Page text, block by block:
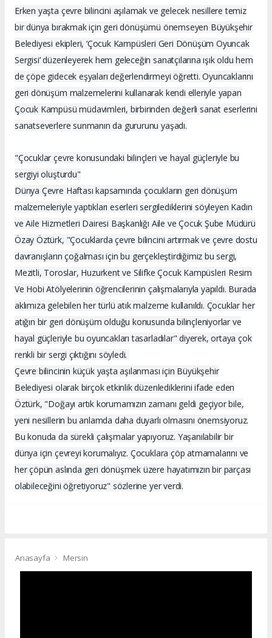
Erken yaşta çevre bilincini aşılamak ve gelecek nesillere temiz
bir dünya bırakmak için geri dönüşümü önemseyen Büyükşehir
Belediyesi ekipleri, ‘Çocuk Kampüsleri Geri Dönüşüm Oyuncak
Sergisi’ düzenleyerek hem geleceğin sanatçılarına ışık oldu hem
de çöpe gidecek eşyaları değerlendirmeyi öğretti. Oyuncaklarını
geri dönüşüm malzemelerini kullanarak kendi elleriyle yapan
Çocuk Kampüsü müdavimleri, birbirinden değerli sanat eserlerini
sanatseverlere sunmanın da gururunu yaşadı.
"Çocuklar çevre konusundaki bilinçleri ve hayal güçleriyle bu
sergiyi oluşturdu"
Dünya Çevre Haftası kapsamında çocukların geri dönüşüm
malzemeleriyle yaptıkları eserleri sergilediklerini söyleyen Kadın
ve Aile Hizmetleri Dairesi Başkanlığı Aile ve Çocuk Şube Müdürü
Özay Öztürk, "Çocuklarda çevre bilincini artırmak ve çevre dostu
davranışların çoğalması için bu gerçekleştirdiğimiz bu sergi,
Mezitli, Toroslar, Huzurkent ve Silifke Çocuk Kampüsleri Resim
Ve Hobi Atölyelerinin öğrencilerinin çalışmalarıyla yapıldı. Burada
aklımıza gelebilen her türlü atık malzeme kullanıldı. Çocuklar her
atığın bir geri dönüşüm olduğu konusunda bilinçleniyorlar ve
hayal güçleriyle bu oyuncakları tasarladılar" diyerek, ortaya çok
renkli bir sergi çıktığını söyledi.
Çevre bilincinin küçük yaşta aşılanması için Büyükşehir
Belediyesi olarak birçok etkinlik düzenlediklerini ifade eden
Öztürk, "Doğayı artık korumamızın zamanı geldi geçiyor bile,
yeni nesillerin bu anlamda daha duyarlı olmasını önemsiyoruz.
Bu konuda da sürekli çalışmalar yapıyoruz. Yaşanılabilir bir
dünya için çevreyi korumalıyız. Çocuklara çöp atmamalarını ve
her çöpün aslında geri dönüşmek üzere hayatımızın bir parçası
olabileceğini öğretiyoruz" sözlerine yer verdi.
Anasayfa Mersin